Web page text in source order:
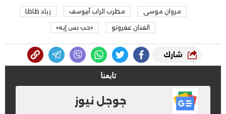
مروان موسى مطرب الراب أبيوسف زياد ظاظا
الفنان عفروتو «حب بس إيه»
شارك
تابعنا
جوجل نيوز